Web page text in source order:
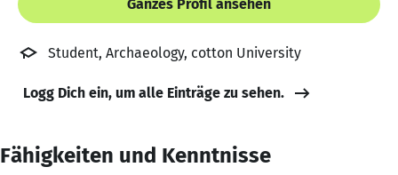
Ganzes Profil ansehen
Student, Archaeology, cotton University
Logg Dich ein, um alle Einträge zu sehen.
Fähigkeiten und Kenntnisse